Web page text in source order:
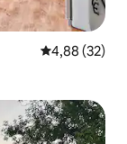
Évaluation
4,88 (32)